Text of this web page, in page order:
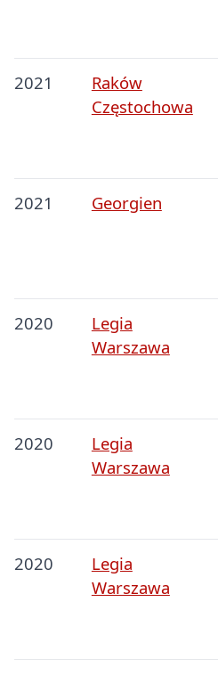
2021
Raków
Częstochowa
2021 Georgien
2020
Legia
Warszawa
2020
Legia
Warszawa
2020
Legia
Warszawa